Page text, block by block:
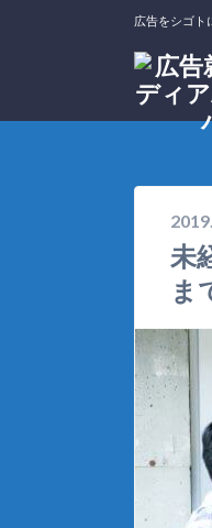
広告をシゴト
未
ま